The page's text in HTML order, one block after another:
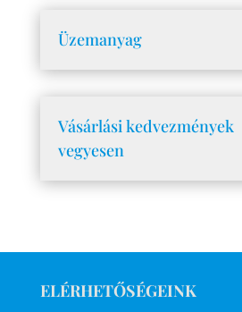
Üzemanyag
Vásárlási kedvezmények
vegyesen
ELÉRHETŐSÉGEINK